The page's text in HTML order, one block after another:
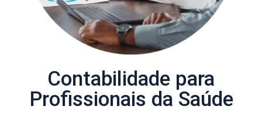
Contabilidade para
Profissionais da Saúde